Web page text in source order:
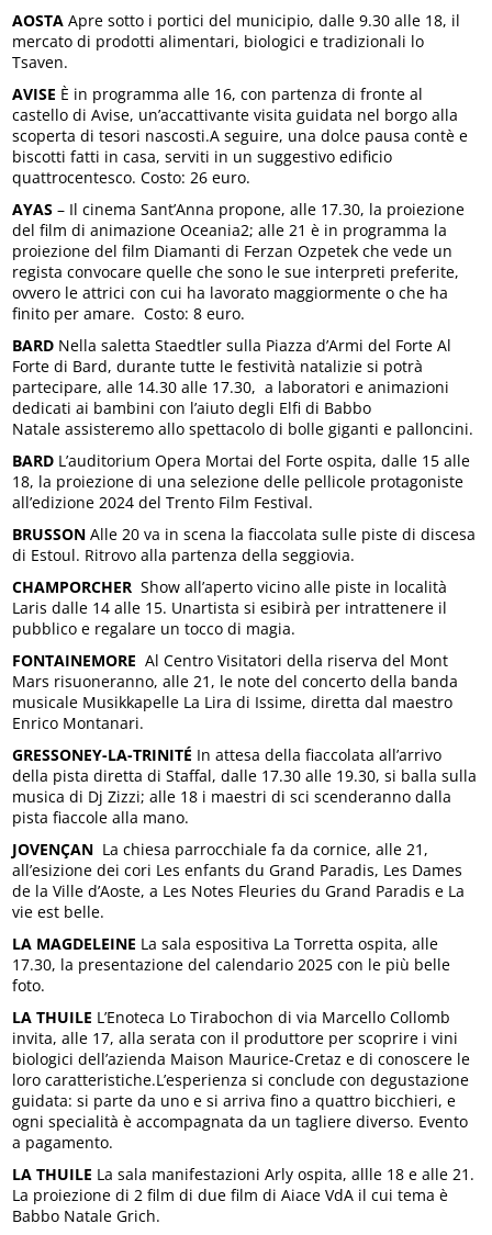
AOSTA Apre sotto i portici del municipio, dalle 9.30 alle 18, il
mercato di prodotti alimentari, biologici e tradizionali lo
Tsaven.
AVISE È in programma alle 16, con partenza di fronte al
castello di Avise, un’accattivante visita guidata nel borgo alla
scoperta di tesori nascosti.A seguire, una dolce pausa contè e
biscotti fatti in casa, serviti in un suggestivo edificio
quattrocentesco. Costo: 26 euro.
AYAS – Il cinema Sant’Anna propone, alle 17.30, la proiezione
del film di animazione Oceania2; alle 21 è in programma la
proiezione del film Diamanti di Ferzan Ozpetek che vede un
regista convocare quelle che sono le sue interpreti preferite,
ovvero le attrici con cui ha lavorato maggiormente o che ha
finito per amare. Costo: 8 euro.
BARD Nella saletta Staedtler sulla Piazza d’Armi del Forte Al
Forte di Bard, durante tutte le festività natalizie si potrà
partecipare, alle 14.30 alle 17.30, a laboratori e animazioni
dedicati ai bambini con l’aiuto degli Elfi di Babbo
Natale assisteremo allo spettacolo di bolle giganti e palloncini.
BARD L’auditorium Opera Mortai del Forte ospita, dalle 15 alle
18, la proiezione di una selezione delle pellicole protagoniste
all’edizione 2024 del Trento Film Festival.
BRUSSON Alle 20 va in scena la fiaccolata sulle piste di discesa
di Estoul. Ritrovo alla partenza della seggiovia.
CHAMPORCHER Show all’aperto vicino alle piste in località
Laris dalle 14 alle 15. Unartista si esibirà per intrattenere il
pubblico e regalare un tocco di magia.
FONTAINEMOREAl Centro Visitatori della riserva del Mont
Mars risuoneranno, alle 21, le note del concerto della banda
musicale Musikkapelle La Lira di Issime, diretta dal maestro
Enrico Montanari.
GRESSONEY-LA-TRINITÉ In attesa della fiaccolata all’arrivo
della pista diretta di Staffal, dalle 17.30 alle 19.30, si balla sulla
musica di Dj Zizzi; alle 18 i maestri di sci scenderanno dalla
pista fiaccole alla mano.
JOVENÇAN La chiesa parrocchiale fa da cornice, alle 21,
all’esizione dei cori Les enfants du Grand Paradis, Les Dames
de la Ville d’Aoste, a Les Notes Fleuries du Grand Paradis e La
vie est belle.
LA MAGDELEINE La sala espositiva La Torretta ospita, alle
17.30, la presentazione del calendario 2025 con le più belle
foto.
LA THUILE L’Enoteca Lo Tirabochon di via Marcello Collomb
invita, alle 17, alla serata con il produttore per scoprire i vini
biologici dell’azienda Maison Maurice-Cretaz e di conoscere le
loro caratteristiche.L’esperienza si conclude con degustazione
guidata: si parte da uno e si arriva fino a quattro bicchieri, e
ogni specialità è accompagnata da un tagliere diverso. Evento
a pagamento.
LA THUILE La sala manifestazioni Arly ospita, allle 18 e alle 21.
La proiezione di 2 film di due film di Aiace VdA il cui tema è
Babbo Natale Grich.